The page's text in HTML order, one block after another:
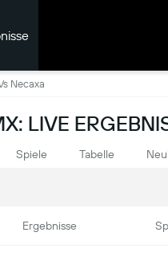
Necaxa
LIVE
Spiele Tabelle
Ergebnisse